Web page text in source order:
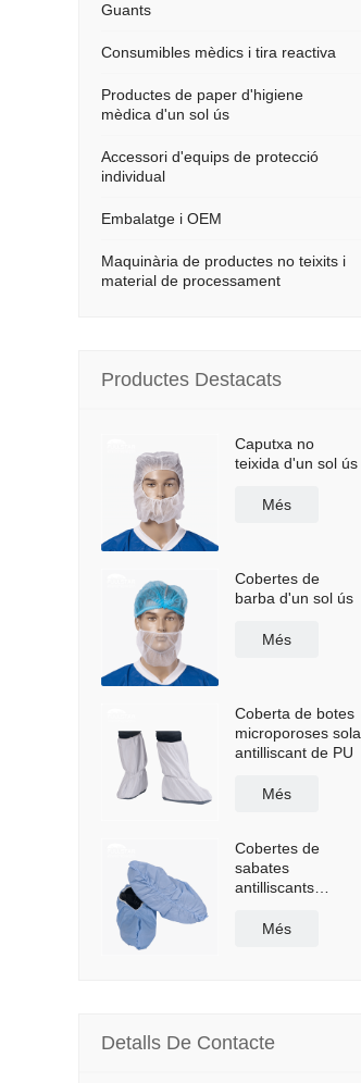
Guants
Consumibles mèdics i tira reactiva
Productes de paper d'higiene
mèdica d'un sol ús
Accessori d'equips de protecció
individual
Embalatge i OEM
Maquinària de productes no teixits i
material de processament
Productes Destacats
Caputxa no
teixida d'un sol ús
Més
Cobertes de
barba d'un sol ús
Més
Coberta de botes
microporoses sola
antilliscant de PU
Més
Cobertes de
sabates
antilliscants
polietilè
Més
Detalls De Contacte